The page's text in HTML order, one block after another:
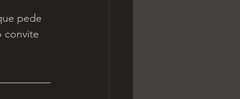
pede
convite